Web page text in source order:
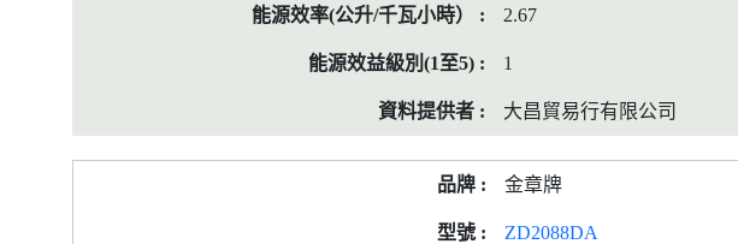
2.67
1
大昌貿易行有限公司
金章牌
ZD2088DA